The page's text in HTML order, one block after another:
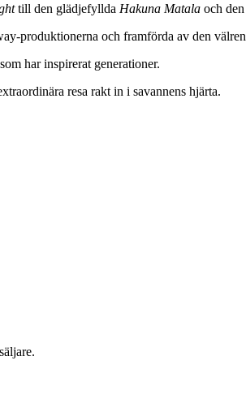
till den glädjefyllda Hakuna Matala och
produktionerna och framförda av den
har inspirerat generationer.
resa rakt in i savannens hjärta.